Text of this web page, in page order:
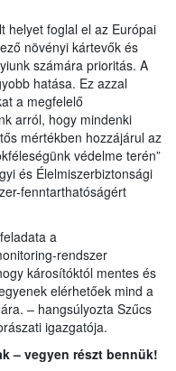
helyet foglal el az Európai
növényi kártevők és
számára prioritás. A
hatása. Ez azzal
a megfelelő
arról, hogy mindenki
mértékben hozzájárul az
védelme terén”
és Élelmiszerbiztonsági
fenntarthatóságért
a
rendszer
károsítóktól mentes és
elérhetőek mind a
– hangsúlyozta Szűcs
igazgatója.
– vegyen részt bennük!